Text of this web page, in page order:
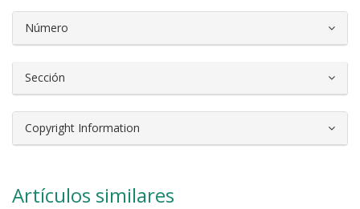
Número
Sección
Copyright Information
Artículos similares